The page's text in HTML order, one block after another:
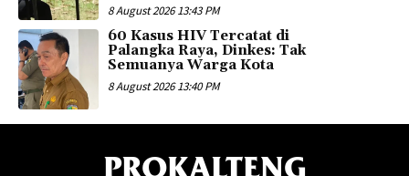
8 August 2026 13:43 PM
60 Kasus HIV Tercatat di
Palangka Raya, Dinkes: Tak
Semuanya Warga Kota
8 August 2026 13:40 PM